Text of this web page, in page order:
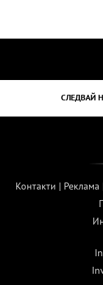
СЛЕДВАЙ
Контакти | Реклама